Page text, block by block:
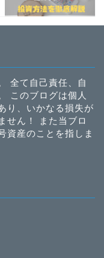
全て自己責任、自
このブログは個人
り、いかなる損失が
せん！ また当ブロ
資産のことを指しま